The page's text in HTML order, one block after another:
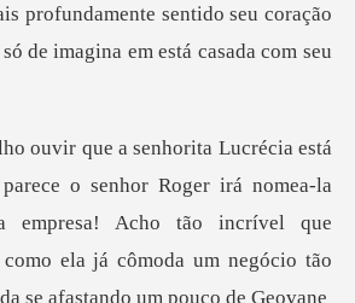
profundamente sentido seu
hor Roger irá nomea-la
empresa! Acho tão incrível que